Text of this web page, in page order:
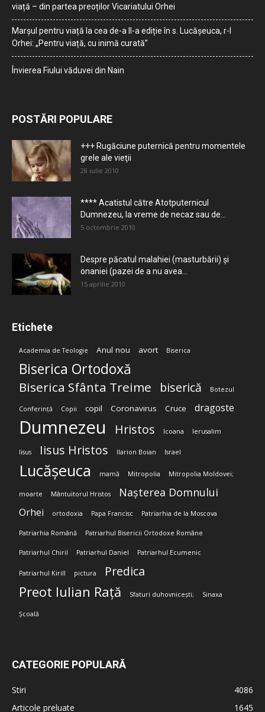
viață – din partea preoților Vicariatului Orhei
Marșul pentru viață la cea de-a II-a ediție în s. Lucășeuca, r-l
Orhei: „Pentru viață, cu inimă curată”
Învierea Fiului văduvei din Nain
POSTĂRI POPULARE
+++ Rugăciune puternică pentru momentele
grele ale vieţii
28 iulie 2010
**** Acatistul către Atotputernicul
Dumnezeu, la vreme de necaz sau de...
5 octombrie 2010
Despre păcatul malahiei (masturbării) şi
onaniei (pazei de a nu avea...
15 aprilie 2010
Etichete
Academia de Teologie Anul nou avort Biserica
Biserica Ortodoxă
Biserica Sfânta Treime biserică Botezul
Conferință Copii copil Coronavirus Cruce dragoste
Dumnezeu Hristos Icoana Ierusalim
Iisus Iisus Hristos Ilarion Boian Israel
Lucășeuca mamă Mitropolia Mitropolia Moldovei;
moarte Mântuitorul Hristos Nașterea Domnului
Orhei ortodoxia Papa Francisc Patriarhia de la Moscova
Patriarhia Română Patriarhul Bisericii Ortodoxe Române
Patriarhul Chiril Patriarhul Daniel Patriarhul Ecumenic
Patriarhul Kirill pictura Predica
Preot Iulian Rață Sfaturi duhovnicești; Sinaxa
Școală
CATEGORIE POPULARĂ
Stiri
4086
Articole preluate
1645